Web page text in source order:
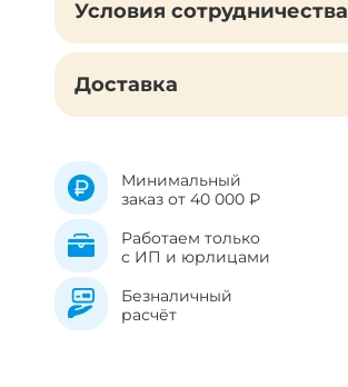
Условия сотрудничества
Доставка
Минимальный
заказ от 40 000 ₽
Работаем только
с ИП и юрлицами
Безналичный
расчёт